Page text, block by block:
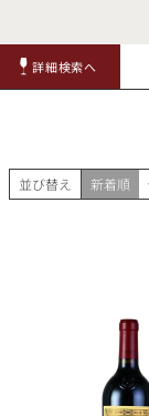
詳細検索へ
並び替え 新着順